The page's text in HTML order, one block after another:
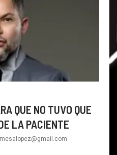
QUE NO TUVO QUE
LA PACIENTE